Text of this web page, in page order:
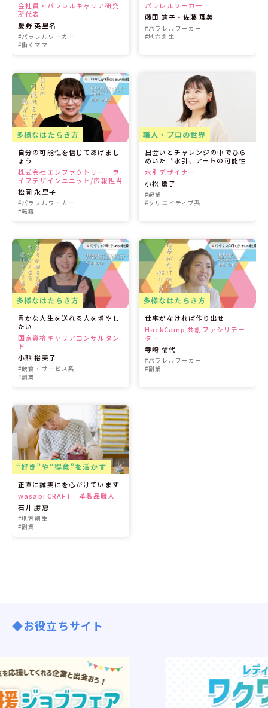
会社員・パラレルキャリア研究
所代表
慶野 英里名
#パラレルワーカー
#働くママ
パラレルワーカー
藤田 篤子・佐藤 理美
#パラレルワーカー
#地方創生
多様なはたらき方
自分の可能性を信じてあげまし
ょう
株式会社エンファクトリー ラ
イフデザインユニット/広報担当
松岡 永里子
#パラレルワーカー
#転職
職人・プロの世界
出会いとチャレンジの中でひら
めいた〝水引〟アートの可能性
水引デザイナー
小松 慶子
#起業
#クリエイティブ系
多様なはたらき方
豊かな人生を送れる人を増やし
たい
国家資格キャリアコンサルタン
ト
小熊 裕美子
#飲食・サービス系
#副業
多様なはたらき方
仕事がなければ作り出せ
HackCamp 共創ファシリテー
ター
寺崎 倫代
#パラレルワーカー
#副業
“好き”や“得意”を活かす
正直に誠実にを心がけています
wasabi CRAFT 革製品職人
石井 勝恵
#地方創生
#副業
◆お役立ちサイト